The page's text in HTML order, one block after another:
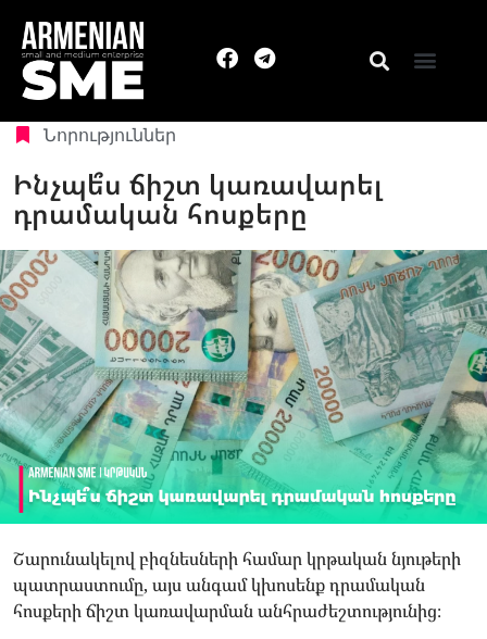
Նորություններ
Ինչպե՞ս ճիշտ կառավարել
դրամական հոսքերը
Շարունակելով բիզնեսների համար կրթական նյութերի
պատրաստումը, այս անգամ կխոսենք դրամական
հոսքերի ճիշտ կառավարման անհրաժեշտությունից։